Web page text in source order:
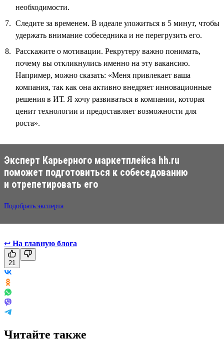
необходимости.
Следите за временем. В идеале уложиться в 5 минут, чтобы
удержать внимание собеседника и не перегрузить его.
Расскажите о мотивации. Рекрутеру важно понимать,
почему вы откликнулись именно на эту вакансию.
Например, можно сказать: «Меня привлекает ваша
компания, так как она активно внедряет инновационные
решения в ИТ. Я хочу развиваться в компании, которая
ценит технологии и предоставляет возможности для
роста».
Эксперт Карьерного маркетплейса hh.ru
поможет подготовиться к собеседованию
и отрепетировать его
Подобрать эксперта
↩ На главную блога
21
Читайте также